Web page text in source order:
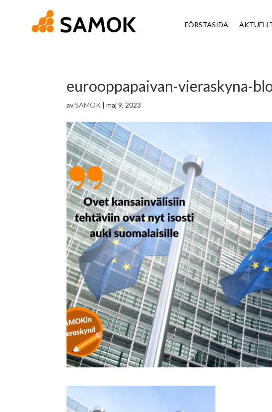
FÖRSTASIDA
eurooppapaivan-vieraskyna-
avSAMOK |maj 9, 2023